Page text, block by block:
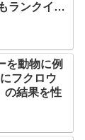
ランクイ
を動物に例
フクロウ
の結果を性